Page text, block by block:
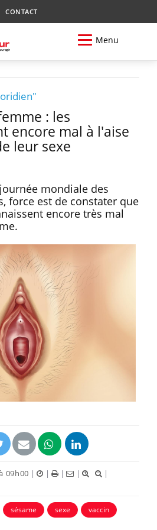
CONTACT
Menu
: les
encore mal à l'aise
leur sexe
mondiale des
force est de constater que
encore très mal
09h00 | | | |
|
sésame sexe
vaccin